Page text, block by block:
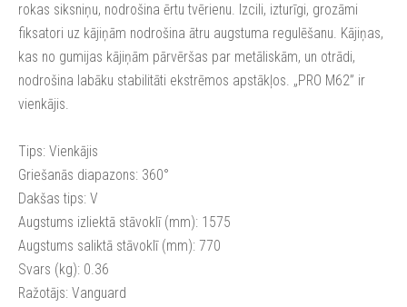
rokas siksniņu, nodrošina ērtu tvērienu. Izcili, izturīgi, grozāmi
fiksatori uz kājiņām nodrošina ātru augstuma regulēšanu. Kājiņas,
kas no gumijas kājiņām pārvēršas par metāliskām, un otrādi,
nodrošina labāku stabilitāti ekstrēmos apstākļos. „PRO M62” ir
vienkājis.
Tips: Vienkājis
Griešanās diapazons: 360°
Dakšas tips: V
Augstums izliektā stāvoklī (mm): 1575
Augstums saliktā stāvoklī (mm): 770
Svars (kg): 0.36
Ražotājs: Vanguard